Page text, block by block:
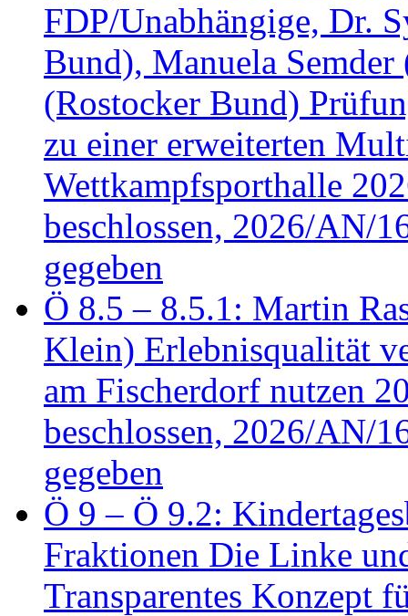
FDP/Unabhängige, Dr.
Bund), Manuela
(Rostocker Bund)
zu einer erweiterten
Wettkampfsporthalle
beschlossen, 2026/AN/
gegeben
Ö 8.5 – 8.5.1: Martin
Klein) Erlebnisqualität
am Fischerdorf nutzen
beschlossen, 2026/AN/
gegeben
Ö 9 – Ö 9.2:
Fraktionen Die Linke
Transparentes Konzept